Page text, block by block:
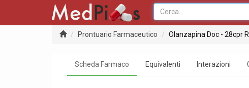
Prontuario Farmaceutico Olanzapina Doc - 28cpr
Scheda Farmaco Equivalenti Interazioni